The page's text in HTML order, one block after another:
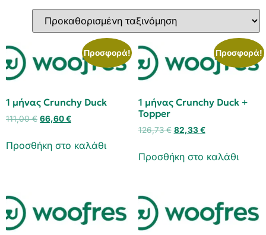
Προσφορά!
1 μήνας Crunchy Duck
111,00€ 66,60€
Προσθήκη στο καλάθι
Προσφορά!
1 μήνας Crunchy Duck +
Topper
126,73€ 82,33€
Προσθήκη στο καλάθι